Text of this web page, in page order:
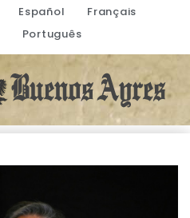
Español
Français
Português